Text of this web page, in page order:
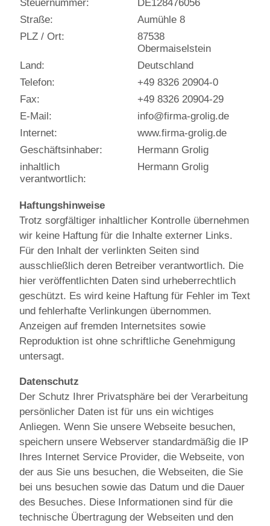
Steuernummer:
DE128476056
Straße:
Aumühle 8
PLZ / Ort:
87538
Obermaiselstein
Land:
Deutschland
Telefon:
+49 8326 20904-0
Fax:
+49 8326 20904-29
E-Mail:
info@firma-grolig.de
Internet:
www.firma-grolig.de
Geschäftsinhaber:
Hermann Grolig
inhaltlich
verantwortlich:
Hermann Grolig
Haftungshinweise
Trotz sorgfältiger inhaltlicher Kontrolle übernehmen
wir keine Haftung für die Inhalte externer Links.
Für den Inhalt der verlinkten Seiten sind
ausschließlich deren Betreiber verantwortlich. Die
hier veröffentlichten Daten sind urheberrechtlich
geschützt. Es wird keine Haftung für Fehler im Text
und fehlerhafte Verlinkungen übernommen.
Anzeigen auf fremden Internetsites sowie
Reproduktion ist ohne schriftliche Genehmigung
untersagt.
Datenschutz
Der Schutz Ihrer Privatsphäre bei der Verarbeitung
persönlicher Daten ist für uns ein wichtiges
Anliegen. Wenn Sie unsere Webseite besuchen,
speichern unsere Webserver standardmäßig die IP
Ihres Internet Service Provider, die Webseite, von
der aus Sie uns besuchen, die Webseiten, die Sie
bei uns besuchen sowie das Datum und die Dauer
des Besuches. Diese Informationen sind für die
technische Übertragung der Webseiten und den